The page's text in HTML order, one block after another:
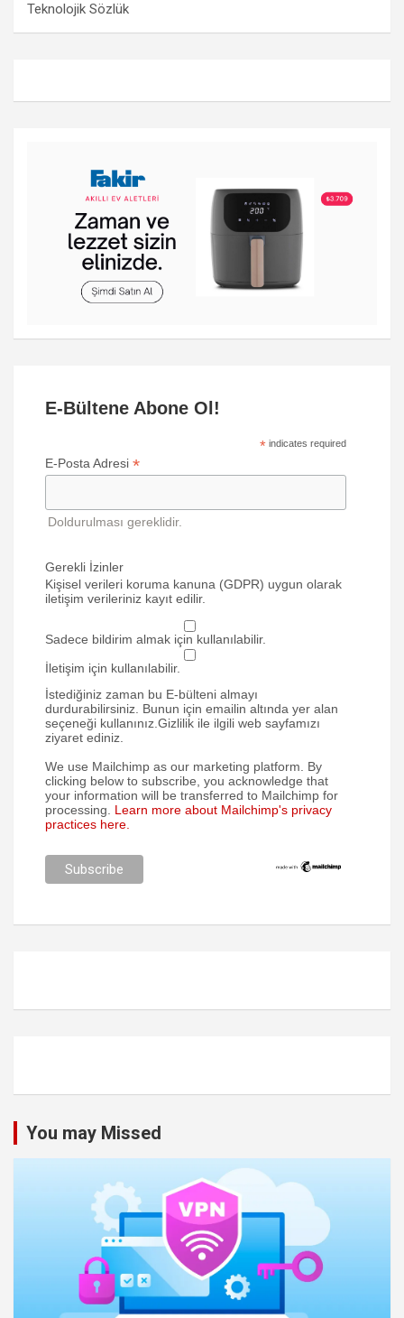
Teknolojik Sözlük
E-Bültene Abone Ol!
* indicates required
E-Posta Adresi *
Doldurulması gereklidir.
Gerekli İzinler
Kişisel verileri koruma kanuna (GDPR) uygun olarak
iletişim verileriniz kayıt edilir.
Sadece bildirim almak için kullanılabilir.
İletişim için kullanılabilir.
İstediğiniz zaman bu E-bülteni almayı
durdurabilirsiniz. Bunun için emailin altında yer alan
seçeneği kullanınız.Gizlilik ile ilgili web sayfamızı
ziyaret ediniz.
We use Mailchimp as our marketing platform. By
clicking below to subscribe, you acknowledge that
your information will be transferred to Mailchimp for
processing. Learn more about Mailchimp's privacy
practices here.
You may Missed